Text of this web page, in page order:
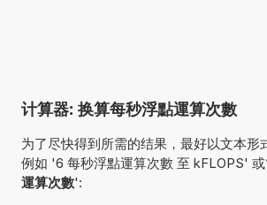
计算器: 换算每秒浮點運算次數
为了尽快得到所需的结果，最好以文本形
例如 '6 每秒浮點運算次數 至 kFLOPS'
運算次數':